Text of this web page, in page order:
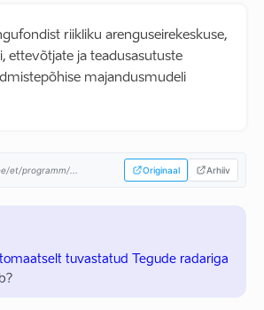
riikliku arenguseirekeskuse,
ettevõtjate ja teadusasutuste
majandusmudeli
et/programm/... Originaal Arhiiv
tuvastatud Tegude radariga